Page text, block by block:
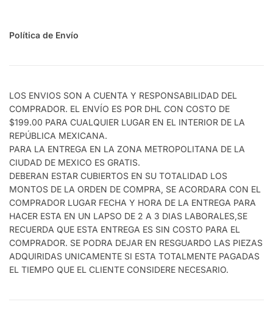
Política de Envío
LOS ENVIOS SON A CUENTA Y RESPONSABILIDAD DEL
COMPRADOR. EL ENVÍO ES POR DHL CON COSTO DE
$199.00 PARA CUALQUIER LUGAR EN EL INTERIOR DE LA
REPÚBLICA MEXICANA.
PARA LA ENTREGA EN LA ZONA METROPOLITANA DE LA
CIUDAD DE MEXICO ES GRATIS.
DEBERAN ESTAR CUBIERTOS EN SU TOTALIDAD LOS
MONTOS DE LA ORDEN DE COMPRA, SE ACORDARA CON EL
COMPRADOR LUGAR FECHA Y HORA DE LA ENTREGA PARA
HACER ESTA EN UN LAPSO DE 2 A 3 DIAS LABORALES,SE
RECUERDA QUE ESTA ENTREGA ES SIN COSTO PARA EL
COMPRADOR. SE PODRA DEJAR EN RESGUARDO LAS PIEZAS
ADQUIRIDAS UNICAMENTE SI ESTA TOTALMENTE PAGADAS
EL TIEMPO QUE EL CLIENTE CONSIDERE NECESARIO.